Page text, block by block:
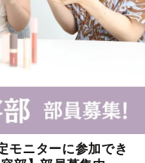
モニターに参加でき